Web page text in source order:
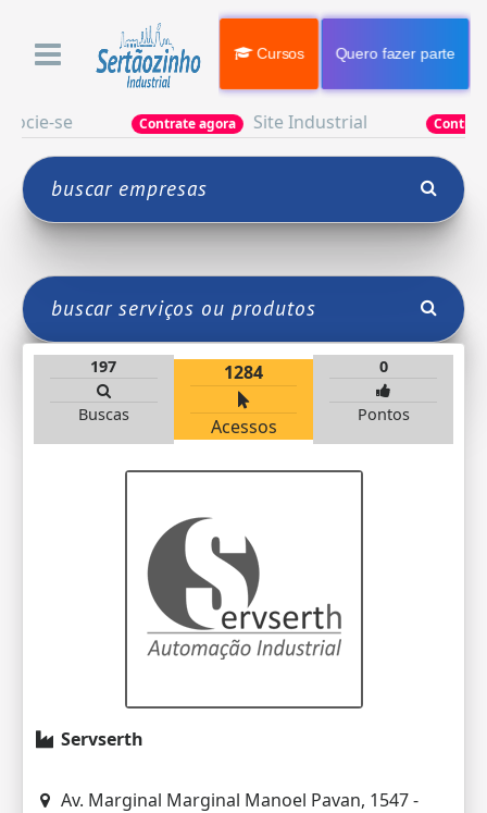
Cursos Quero fazer parte
se Contrate agora Site Industrial Contrate agora
197
Buscas
1284
Acessos
0
Pontos
Servserth
Av. Marginal Marginal Manoel Pavan, 1547 -